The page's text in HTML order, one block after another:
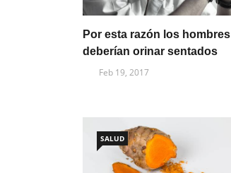
Por esta razón los hombres
deberían orinar sentados
Feb 19, 2017
SALUD